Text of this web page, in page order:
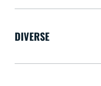
DIVERSE